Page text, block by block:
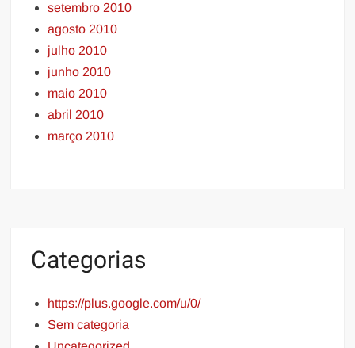
setembro 2010
agosto 2010
julho 2010
junho 2010
maio 2010
abril 2010
março 2010
Categorias
https://plus.google.com/u/0/
Sem categoria